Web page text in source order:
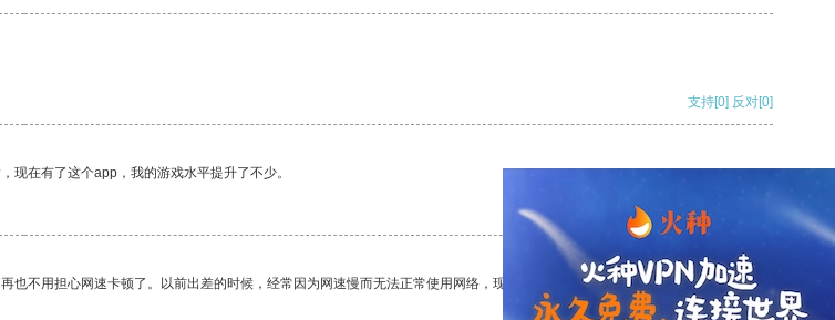
支持[0] 反对[0]
现在有了这个app，我的游戏水平提升了不少。
支持
不用担心网速卡顿了。以前出差的时候，经常因为网速慢而无法正常使用网络，现在有了这个app，我再也不用担心了。